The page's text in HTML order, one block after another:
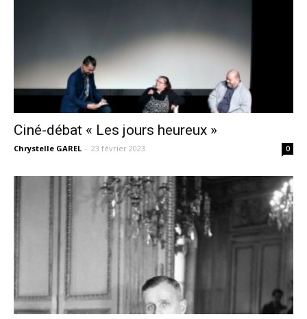
Ciné-débat « Les jours heureux »
Chrystelle GAREL - 23 février 2023 0